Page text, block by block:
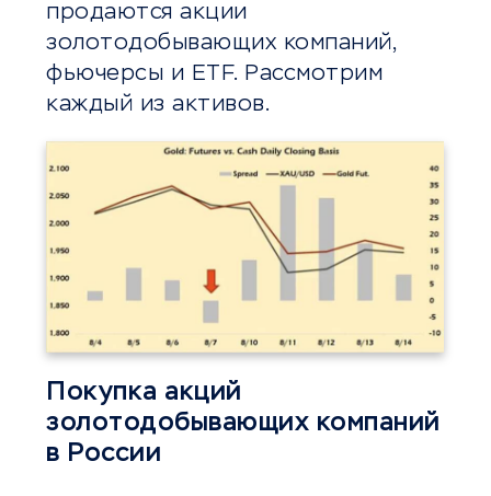
продаются акции
золотодобывающих компаний,
фьючерсы и ETF. Рассмотрим
каждый из активов.
Покупка акций
золотодобывающих компаний
в России